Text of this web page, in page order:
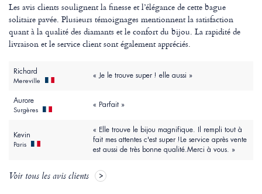
Les avis clients soulignent la finesse et l’élégance de cette bague
solitaire pavée. Plusieurs témoignages mentionnent la satisfaction
quant à la qualité des diamants et le confort du bijou. La rapidité de
livraison et le service client sont également appréciés.
Richard
Mereville
« Je le trouve super ! elle aussi »
Aurore
Surgères
« Parfait »
Kevin
Paris
« Elle trouve le bijou magnifique. Il rempli tout à
fait mes attentes c'est super !Le service après vente
est aussi de très bonne qualité.Merci à vous. »
Voir tous les avis clients